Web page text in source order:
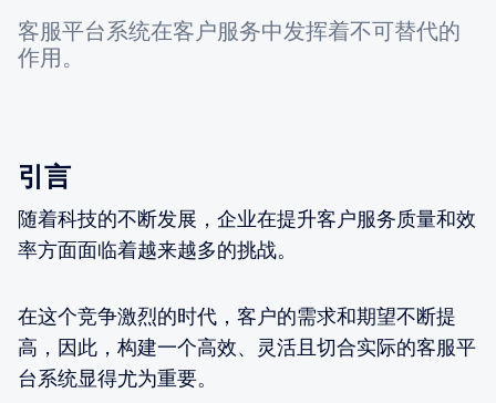
客服平台系统在客户服务中发挥着不可替代的
作用。
引言
随着科技的不断发展，企业在提升客户服务质量和效
率方面面临着越来越多的挑战。
在这个竞争激烈的时代，客户的需求和期望不断提
高，因此，构建一个高效、灵活且切合实际的客服平
台系统显得尤为重要。